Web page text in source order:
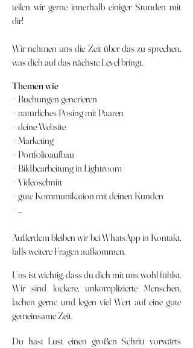
teilen wir gerne innerhalb einiger Stunden mit
dir!
Wir nehmen uns die Zeit über das zu sprechen,
was dich auf das nächste Level bringt.
Themen wie
+ Buchungen generieren
+ natürliches Posing mit Paaren
+ deine Website
+ Marketing
+ Portfolioaufbau
+ Bildbearbeitung in Lightroom
+ Videoschnitt
+ gute Kommunikation mit deinen Kunden
+ ...
Außerdem bleiben wir bei WhatsApp in Kontakt,
falls weitere Fragen aufkommen.
Uns ist wichtig, dass du dich mit uns wohl fühlst.
Wir sind lockere, unkomplizierte Menschen,
lachen gerne und legen viel Wert auf eine gute
gemeinsame Zeit.
Du hast Lust einen großen Schritt vorwärts